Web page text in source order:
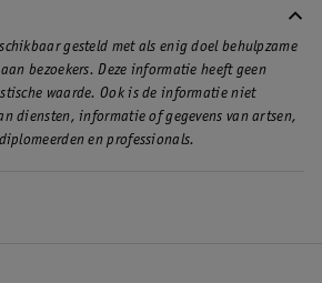
gesteld met als enig doel behulpzame
bezoekers. Deze informatie heeft geen
waarde. Ook is de informatie niet
diensten, informatie of gegevens van artsen,
en professionals.